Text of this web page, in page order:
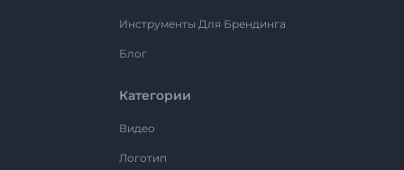
Инструменты Для Брендинга
Блог
Категории
Видео
Логотип